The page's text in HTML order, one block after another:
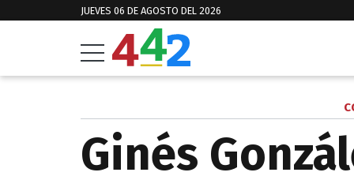
JUEVES 06 DE AGOSTO DEL 2026
Ginés